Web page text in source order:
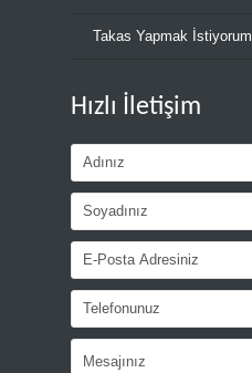
Takas Yapmak İstiyorum
Hızlı İletişim